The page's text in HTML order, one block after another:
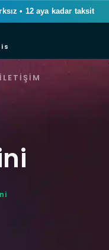
• 12 aya kadar taksit
İLETIŞIM